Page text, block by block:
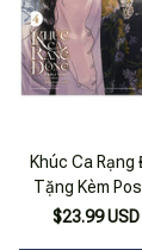
Khúc Ca
Tặng Kèm
$23.99 USD